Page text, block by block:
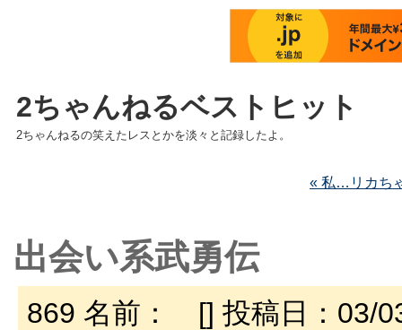
2ちゃんねるベストヒット
2ちゃんねるの笑えたレスとかを淡々と記録したよ。
« 私…リカち
出会い系武勇伝
869 名前： [] 投稿日：03/